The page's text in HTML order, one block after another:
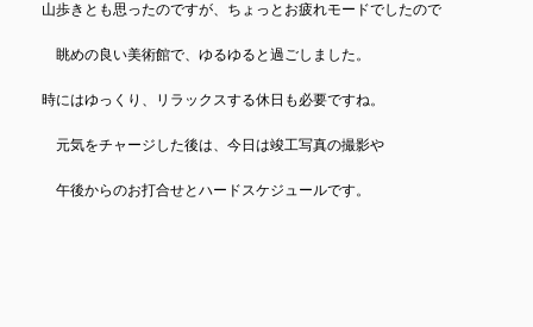
山歩きとも思ったのですが、ちょっとお疲れモードでしたので
眺めの良い美術館で、ゆるゆると過ごしました。
時にはゆっくり、リラックスする休日も必要ですね。
元気をチャージした後は、今日は竣工写真の撮影や
午後からのお打合せとハードスケジュールです。